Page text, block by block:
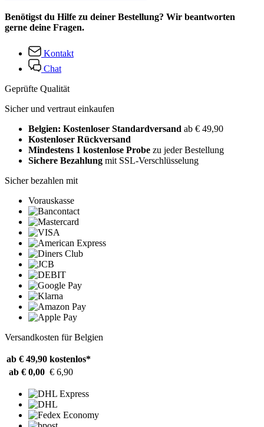
Benötigst du Hilfe zu deiner Bestellung? Wir beantworten
gerne deine Fragen.
Kontakt
Chat
Geprüfte Qualität
Sicher und vertraut einkaufen
Belgien: Kostenloser Standardversand ab € 49,90
Kostenloser Rückversand
Mindestens 1 kostenlose Probe zu jeder Bestellung
Sichere Bezahlung mit SSL-Verschlüsselung
Sicher bezahlen mit
Vorauskasse
Versandkosten für Belgien
ab € 49,90 kostenlos*
ab € 0,00 € 6,90